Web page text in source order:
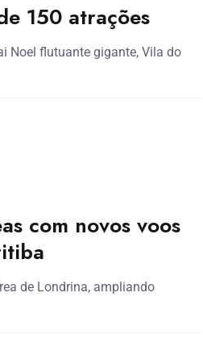
150 atrações
Noel flutuante gigante, Vila do
com novos voos
de Londrina, ampliando